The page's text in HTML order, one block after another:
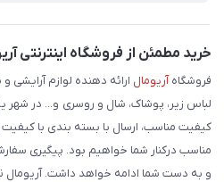
فروش عمده
وبلاگ
راهنما
خرید مطمئن از فروشگاه اینترنتی
فروشگاهآریومال ارائه دهنده لوازم آرایشی
لباس زیر، پوشاک، شال و روسری و... در شهر
کیفیت مناسب، ارسال با بسته بندی با
مناسب درکنار شما خواهیم بود. پیگیری
و به دست شما ادامه خواهد داشت. آریومال